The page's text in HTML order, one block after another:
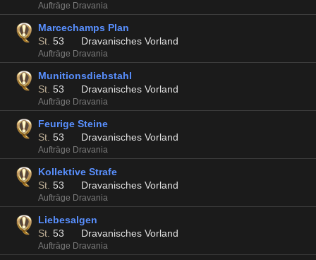
Aufträge Dravania
Marcechamps Plan
St. 53 Dravanisches Vorland
Aufträge Dravania
Munitionsdiebstahl
St. 53 Dravanisches Vorland
Aufträge Dravania
Feurige Steine
St. 53 Dravanisches Vorland
Aufträge Dravania
Kollektive Strafe
St. 53 Dravanisches Vorland
Aufträge Dravania
Liebesalgen
St. 53 Dravanisches Vorland
Aufträge Dravania